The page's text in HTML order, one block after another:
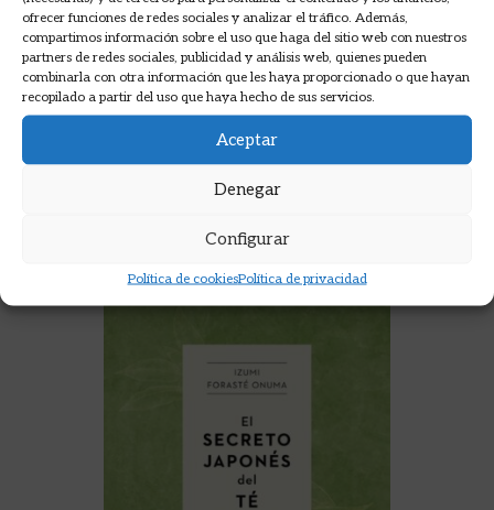
ofrecer funciones de redes sociales y analizar el tráfico. Además,
compartimos información sobre el uso que haga del sitio web con nuestros
partners de redes sociales, publicidad y análisis web, quienes pueden
combinarla con otra información que les haya proporcionado o que hayan
recopilado a partir del uso que haya hecho de sus servicios.
Aceptar
Denegar
Configurar
Política de cookiesPolítica de privacidad
COCINAR Y COMER. BUBBLE TEA
(TÉ DE PERLAS)
MAHUT, SANDRA ; FERRANDI,
VALENTINE
10,00€
AÑADIR A LA CESTA